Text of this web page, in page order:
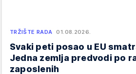
TRŽIŠTE RADA 01.08.2026.
Svaki peti posao u EU
Jedna zemlja predvodi po
zaposlenih